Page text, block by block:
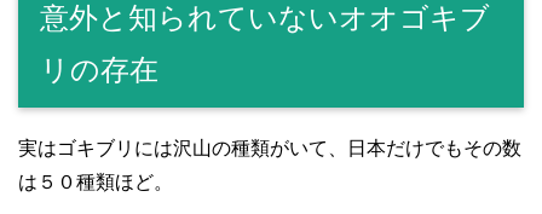
意外と知られていないオオゴキブ
リの存在
実はゴキブリには沢山の種類がいて、日本だけでもその数
は５０種類ほど。